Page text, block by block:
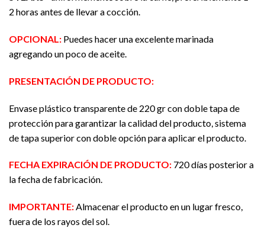
2 horas antes de llevar a cocción.
OPCIONAL: Puedes hacer una excelente marinada
agregando un poco de aceite.
PRESENTACIÓN DE PRODUCTO:
Envase plástico transparente de 220 gr con doble tapa de
protección para garantizar la calidad del producto, sistema
de tapa superior con doble opción para aplicar el producto.
FECHA EXPIRACIÓN DE PRODUCTO: 720 días posterior a
la fecha de fabricación.
IMPORTANTE:Almacenar el producto en un lugar fresco,
fuera de los rayos del sol.